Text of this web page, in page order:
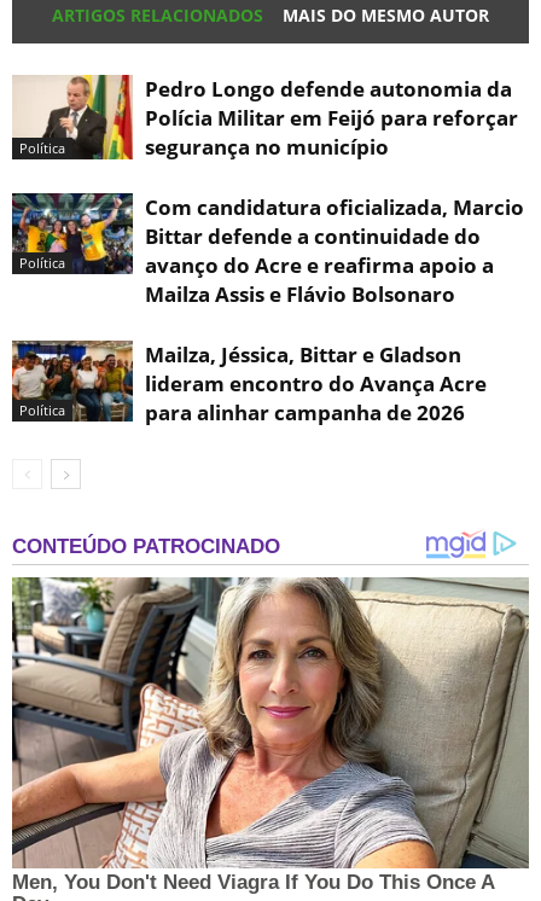
ARTIGOS RELACIONADOS MAIS DO MESMO AUTOR
Política
Pedro Longo defende autonomia da
Polícia Militar em Feijó para reforçar
segurança no município
Política
Com candidatura oficializada, Marcio
Bittar defende a continuidade do
avanço do Acre e reafirma apoio a
Mailza Assis e Flávio Bolsonaro
Política
Mailza, Jéssica, Bittar e Gladson
lideram encontro do Avança Acre
para alinhar campanha de 2026